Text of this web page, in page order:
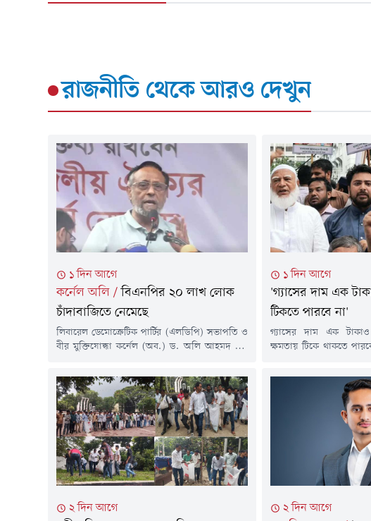
রাজনীতি থেকে আরও দেখুন
১ দিন আগে
কর্নেল অলি /বিএনপির ২০ লাখ লোক
চাঁদাবাজিতে নেমেছে
লিবারেল ডেমোক্রেটিক পার্টির (এলডিপি) সভাপতি ও
বীর মুক্তিযোদ্ধা কর্নেল (অব.) ড. অলি আহমদ বীর
বিভিন্ন বাসস্ট্যান্ড, ট্যাক্সি স্ট্যান্ড ও রাস্তাঘাট খালি ছিল।
এখন বিএনপির ২০ লাখ লোক চাঁদাবাজিতে নেমে
গেছে।বৃহস্পতিবার (৬ আগস্ট) রাজধানীর মুক্তাঙ্গনে ১১
দলীয় ঐক্যের অবস্থান কর্মসূচিতে এসব কথা বলেন
তিনি।...
১ দিন আগে
'গ্যাসের দাম এক
টিকতে পারবে না'
গ্যাসের দাম এক
ক্ষমতায় টিকে থাকতে
বিরোধীদলীয় হুইপ নাহিদ ইসলাম।
করেন, কৃত্রিম গ্যাস
বাড়ানোর চেষ্টা করছে
পর এক প্রতিশ্রুতি ভঙ্গ
২ দিন আগে ২ দিন আগে